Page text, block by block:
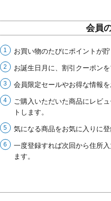
会員
お買い物のたびにポイントが貯
お誕生日月に、割引クーポンを
会員限定セールやお得な情報を
ご購入いただいた商品にレビ
トします。
気になる商品をお気に入りに
一度登録すれば次回から住所
ます。